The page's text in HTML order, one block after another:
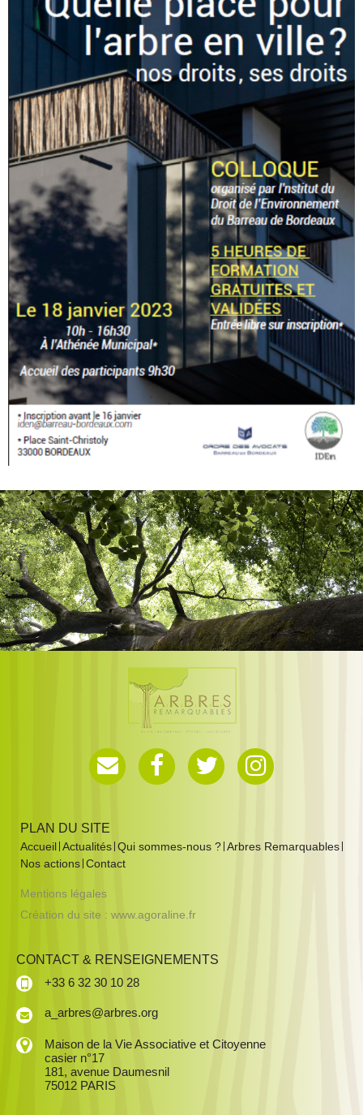
PLAN DU SITE
Accueil Actualités Qui sommes-nous ? Arbres Remarquables
Nos actions Contact
Mentions légales
Création du site : www.agoraline.fr
CONTACT & RENSEIGNEMENTS
+33 6 32 30 10 28
a_arbres@arbres.org
Maison de la Vie Associative et Citoyenne
casier n°17
181, avenue Daumesnil
75012 PARIS